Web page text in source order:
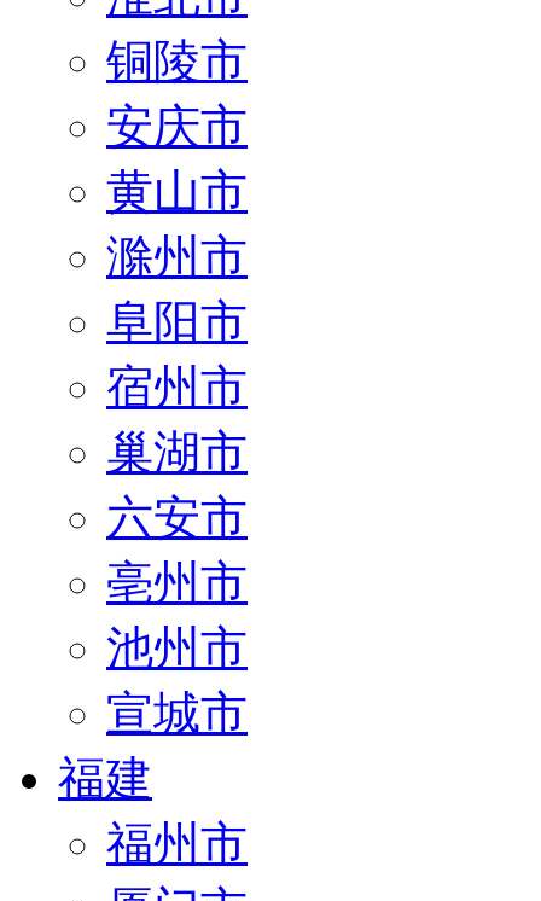
铜陵市
安庆市
黄山市
滁州市
阜阳市
宿州市
巢湖市
六安市
亳州市
池州市
宣城市
福建
福州市